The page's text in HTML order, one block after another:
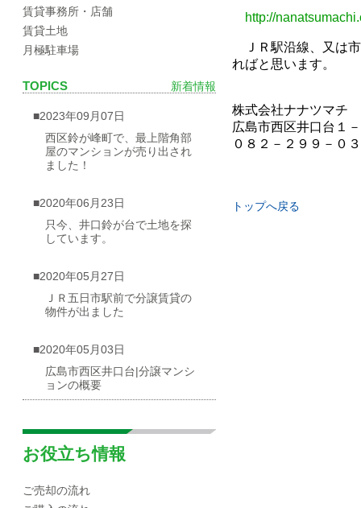
賃貸事務所・店舗
賃貸土地
月極駐車場
TOPICS 新着情報
■2023年09月07日
西区鈴が峰町で、最上階角部
屋のマンションが売り出され
ました！
■2020年06月23日
只今、井口鈴が台で土地を探
しています。
■2020年05月27日
ＪＲ五日市駅前で分譲賃貸の
物件が出ました
■2020年05月03日
広島市西区井口台|分譲マンシ
ョンの概要
☆海が見渡せる一戸建て（売
却物件）を募集しています！
■2020年04月10日
お役立ち情報
ご売却の流れ
http://
ＪＲ駅沿線、又は
ればと思います。
株式会社ナナツマチ
広島市西区井口台１
０８２－２９９－０
トップへ戻る